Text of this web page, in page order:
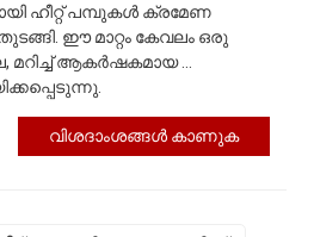
ഹീറ്റ് പമ്പുകൾ ക്രമേണ
ഈ മാറ്റം കേവലം ഒരു
ആകർഷകമായ ...
വിശദാംശങ്ങൾ കാണുക